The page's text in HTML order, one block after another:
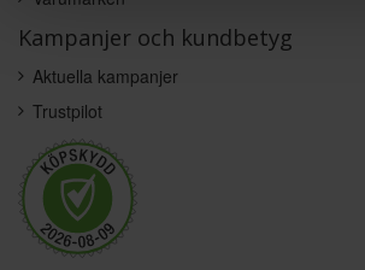
Kampanjer och kundbetyg
Aktuella kampanjer
Trustpilot